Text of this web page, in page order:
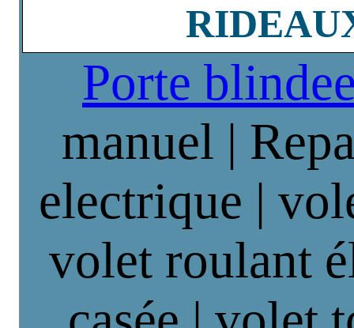
Porte
manuel |
electrique |
volet roulant